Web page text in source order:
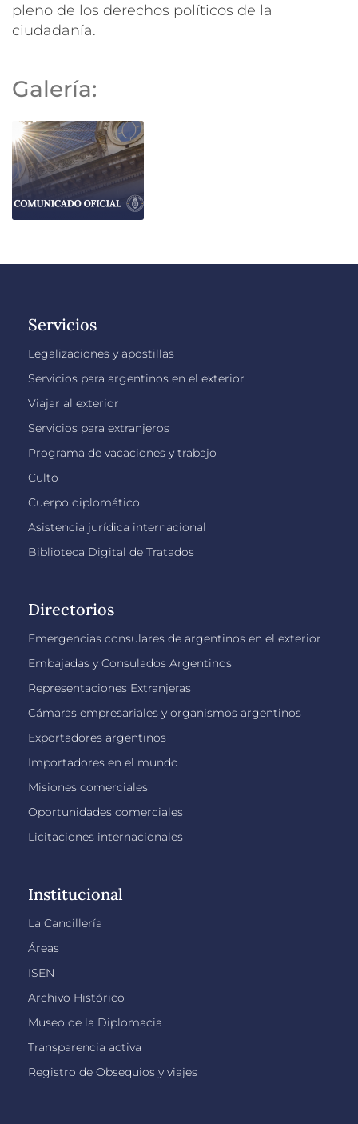
pleno de los derechos políticos de la
ciudadanía.
Galería:
Servicios
Legalizaciones y apostillas
Servicios para argentinos en el exterior
Viajar al exterior
Servicios para extranjeros
Programa de vacaciones y trabajo
Culto
Cuerpo diplomático
Asistencia jurídica internacional
Biblioteca Digital de Tratados
Directorios
Emergencias consulares de argentinos en el exterior
Embajadas y Consulados Argentinos
Representaciones Extranjeras
Cámaras empresariales y organismos argentinos
Exportadores argentinos
Importadores en el mundo
Misiones comerciales
Oportunidades comerciales
Licitaciones internacionales
Institucional
La Cancillería
Áreas
ISEN
Archivo Histórico
Museo de la Diplomacia
Transparencia activa
Registro de Obsequios y viajes